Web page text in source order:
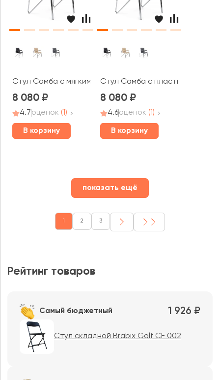
Стул Самба с мягкими подлокотниками SMB-01H Хром
8 080
4.7оценок (1)
В корзину
Стул Самба с пластиковыми
8 080
4.6оценок (1)
В корзину
показать ещё
1 2 3
Рейтинг товаров
Самый бюджетный 1 926 ₽
Стул складной Brabix Golf CF 002